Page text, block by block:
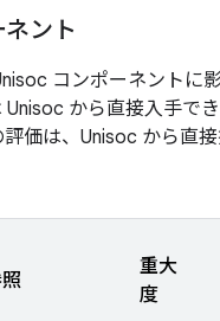
ント
コンポーネントに
Unisoc から直接入手で
価は、Unisoc から直
重大
度